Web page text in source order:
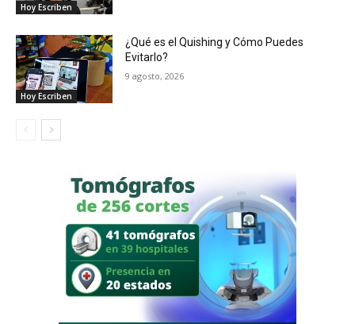
Hoy Escriben
Hoy Escriben
¿Qué es el Quishing y Cómo Puedes
Evitarlo?
9 agosto, 2026